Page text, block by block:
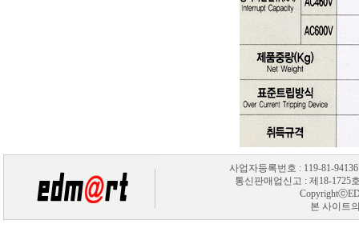
사업자등록번호 : 119-81-
통신판매업신고 : 제18-1725
본 사이트